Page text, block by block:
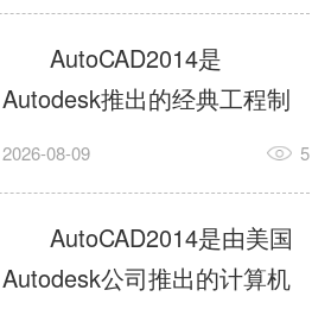
令行智能纠错与图层批量管
理，支持Win8触屏操作、点
云扫描数据导入，兼容各类
DWG图纸格式，文件互通...
绘图工具。软件专注精准二
维绘图、图纸编辑、参数化
设计及基础三维建模，广泛
应用于建筑设计、机械制
造、土木工程、室内设计等
多个行业。软件优化绘图流
畅度与文件兼容性，支持参
AutoCAD2014是
Autodesk推出的经典工程制
图设计软件，主打高效精准
建模作业，适配建筑、机
械、市政、室内设计等多行
业场景。软件优化运行机制
2026-08-09 5
AutoCAD2014是由美国
Autodesk公司推出的计算机